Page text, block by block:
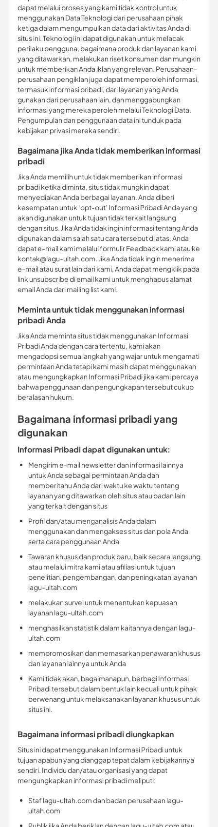
dapat melalui proses yang kami tidak kontrol untuk
menggunakan Data Teknologi dari perusahaan pihak
ketiga dalam mengumpulkan data dari aktivitas Anda di
situs ini. Teknologi ini dapat digunakan untuk melacak
perilaku pengguna, bagaimana produk dan layanan kami
yang ditawarkan, melakukan riset konsumen dan mungkin
untuk memberikan Anda iklan yang relevan. Perusahaan-
perusahaan pengiklan juga dapat memperoleh informasi,
termasuk informasi pribadi, dari layanan yang Anda
gunakan dari perusahaan lain, dan menggabungkan
informasi yang mereka peroleh melalui Teknologi Data.
Pengumpulan dan penggunaan data ini tunduk pada
kebijakan privasi mereka sendiri.
Bagaimana jika Anda tidak memberikan informasi
pribadi
Jika Anda memilih untuk tidak memberikan informasi
pribadi ketika diminta, situs tidak mungkin dapat
menyediakan Anda berbagai layanan. Anda diberi
kesempatan untuk ‘opt-out’ Informasi Pribadi Anda yang
akan digunakan untuk tujuan tidak terkait langsung
dengan situs. Jika Anda tidak ingin informasi tentang Anda
digunakan dalam salah satu cara tersebut di atas, Anda
dapat e-mail kami melalui formulir Feedback kami atau ke
kontak@lagu-ultah.com. Jika Anda tidak ingin menerima
e-mail atau surat lain dari kami, Anda dapat mengklik pada
link unsubscribe di email kami untuk menghapus alamat
email Anda dari mailing list kami.
Meminta untuk tidak menggunakan informasi
pribadi Anda
Jika Anda meminta situs tidak menggunakan Informasi
Pribadi Anda dengan cara tertentu, kami akan
mengadopsi semua langkah yang wajar untuk mengamati
permintaan Anda tetapi kami masih dapat menggunakan
atau mengungkapkan Informasi Pribadi jika kami percaya
bahwa penggunaan dan pengungkapan tersebut cukup
beralasan hukum.
Bagaimana informasi pribadi yang
digunakan
Informasi Pribadi dapat digunakan untuk:
Mengirim e-mail newsletter dan informasi lainnya
untuk Anda sebagai permintaan Anda dan
memberitahu Anda dari waktu ke waktu tentang
layanan yang ditawarkan oleh situs atau badan lain
yang terkait dengan situs
Profil dan/atau menganalisis Anda dalam
menggunakan dan mengakses situs dan pola Anda
serta cara penggunaan Anda
Tawaran khusus dan produk baru, baik secara langsung
atau melalui mitra kami atau afiliasi untuk tujuan
penelitian, pengembangan, dan peningkatan layanan
lagu-ultah.com
melakukan survei untuk menentukan kepuasan
layanan lagu-ultah.com
menghasilkan statistik dalam kaitannya dengan lagu-
ultah.com
mempromosikan dan memasarkan penawaran khusus
dan layanan lainnya untuk Anda
Kami tidak akan, bagaimanapun, berbagi Informasi
Pribadi tersebut dalam bentuk lain kecuali untuk pihak
berwenang untuk melaksanakan layanan khusus untuk
situs ini.
Bagaimana informasi pribadi diungkapkan
Situs ini dapat menggunakan Informasi Pribadi untuk
tujuan apapun yang dianggap tepat dalam kebijakannya
sendiri. Individu dan/atau organisasi yang dapat
mengungkapkan informasi pribadi meliputi:
Staf lagu-ultah.com dan badan perusahaan lagu-
ultah.com